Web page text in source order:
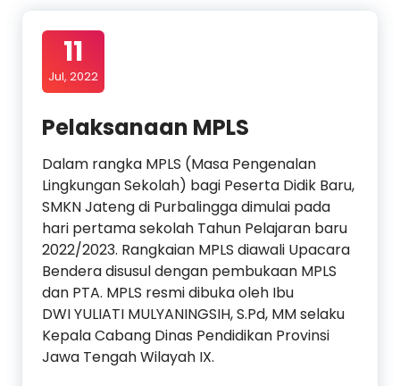
11
Jul, 2022
Pelaksanaan MPLS
Dalam rangka MPLS (Masa Pengenalan
Lingkungan Sekolah) bagi Peserta Didik Baru,
SMKN Jateng di Purbalingga dimulai pada
hari pertama sekolah Tahun Pelajaran baru
2022/2023. Rangkaian MPLS diawali Upacara
Bendera disusul dengan pembukaan MPLS
dan PTA. MPLS resmi dibuka oleh Ibu
DWI YULIATI MULYANINGSIH, S.Pd, MM selaku
Kepala Cabang Dinas Pendidikan Provinsi
Jawa Tengah Wilayah IX.